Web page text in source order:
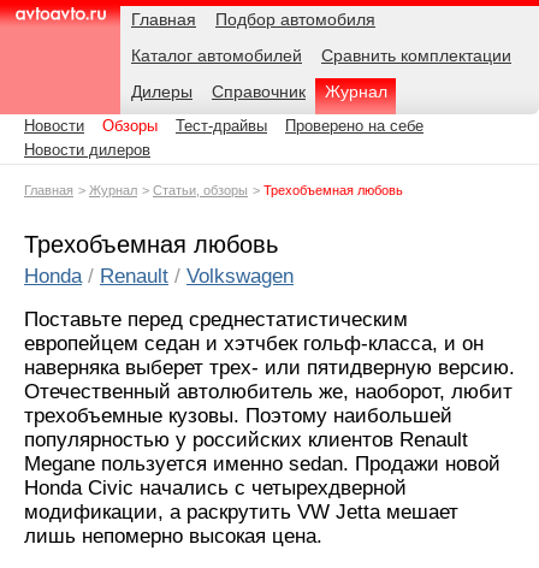
AvtoAvto.ru
Навигация Главная
Подбор автомобиля
Каталог автомобилей
Сравнить комплектации
Дилеры
Справочник Журнал
Подразделы
Новости Обзоры Тест-драйвы
Проверено на себе
Новости дилеров
Родительские
Главная Журнал Статьи, обзоры Трехобъемная любовь
Трехобъемная любовь
Honda / Renault / Volkswagen
Поставьте перед среднестатистическим
европейцем седан и хэтчбек гольф-класса, и он
наверняка выберет трех- или пятидверную версию.
Отечественный автолюбитель же, наоборот, любит
трехобъемные кузовы. Поэтому наибольшей
популярностью у российских клиентов Renault
Megane пользуется именно sedan. Продажи новой
Honda Civic начались с четырехдверной
модификации, а раскрутить VW Jetta мешает
лишь непомерно высокая цена.
Дата: